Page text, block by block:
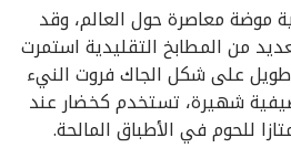
موضة معاصرة حول العالم، وقد
من المطابخ التقليدية استمرت
على شكل الجاك فروت النيء
شهيرة، تستخدم كخضار عند
للحوم في الأطباق المالحة.